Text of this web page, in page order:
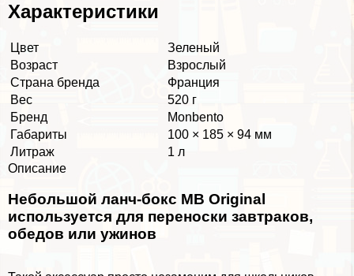
Хаpaктеристики
Цвет
Зеленый
Возраст
Взрослый
Страна бренда
Франция
Вес
520 г
Бренд
Monbento
Габариты
100 × 185 × 94 мм
Литраж
1 л
Описание
Небольшой ланч-бокс MB Original
используется для переноски завтpaков,
обедов или ужинов